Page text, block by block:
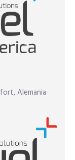
Alemania